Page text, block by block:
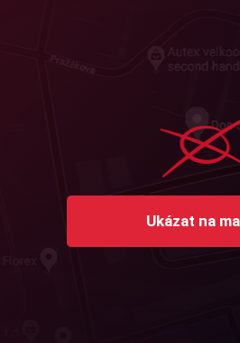
Ukázat na